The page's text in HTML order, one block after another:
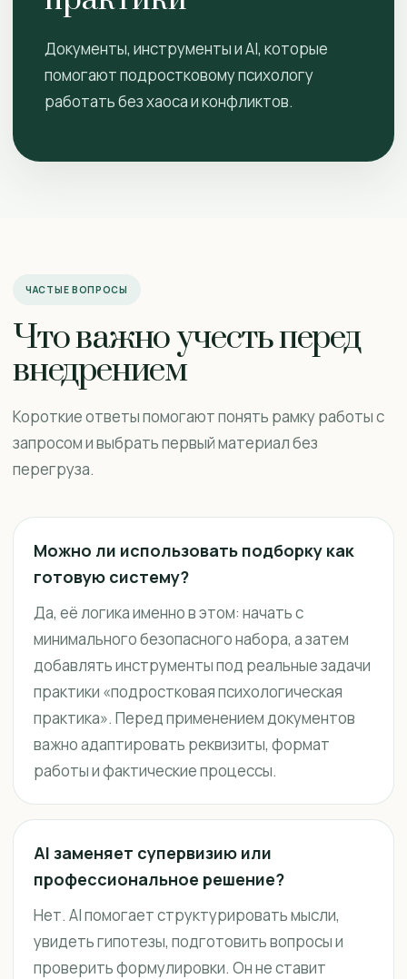
Документы, инструменты и AI, которые
помогают подростковому психологу
работать без хаоса и конфликтов.
ЧАСТЫЕ ВОПРОСЫ
Что важно учесть перед
внедрением
Короткие ответы помогают понять рамку работы с
запросом и выбрать первый материал без
перегруза.
Можно ли использовать подборку как
готовую систему?
Да, её логика именно в этом: начать с
минимального безопасного набора, а затем
добавлять инструменты под реальные задачи
практики «подростковая психологическая
практика». Перед применением документов
важно адаптировать реквизиты, формат
работы и фактические процессы.
AI заменяет супервизию или
профессиональное решение?
Нет. AI помогает структурировать мысли,
увидеть гипотезы, подготовить вопросы и
проверить формулировки. Он не ставит